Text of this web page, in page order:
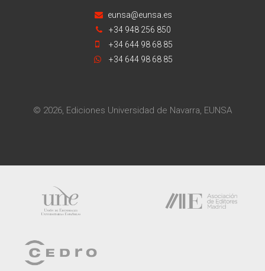
eunsa@eunsa.es
+34 948 256 850
+34 644 98 68 85
+34 644 98 68 85
© 2026, Ediciones Universidad de Navarra, EUNSA